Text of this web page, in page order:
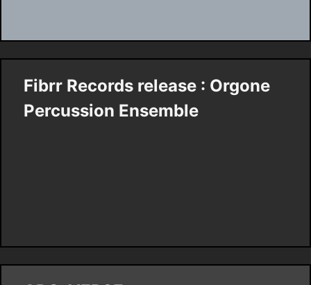
Fibrr Records release : Orgone
Percussion Ensemble